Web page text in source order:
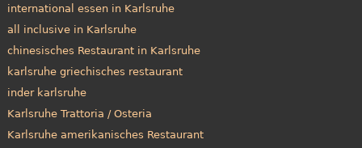
international essen in Karlsruhe
all inclusive in Karlsruhe
chinesisches Restaurant in Karlsruhe
karlsruhe griechisches restaurant
inder karlsruhe
Karlsruhe Trattoria / Osteria
Karlsruhe amerikanisches Restaurant